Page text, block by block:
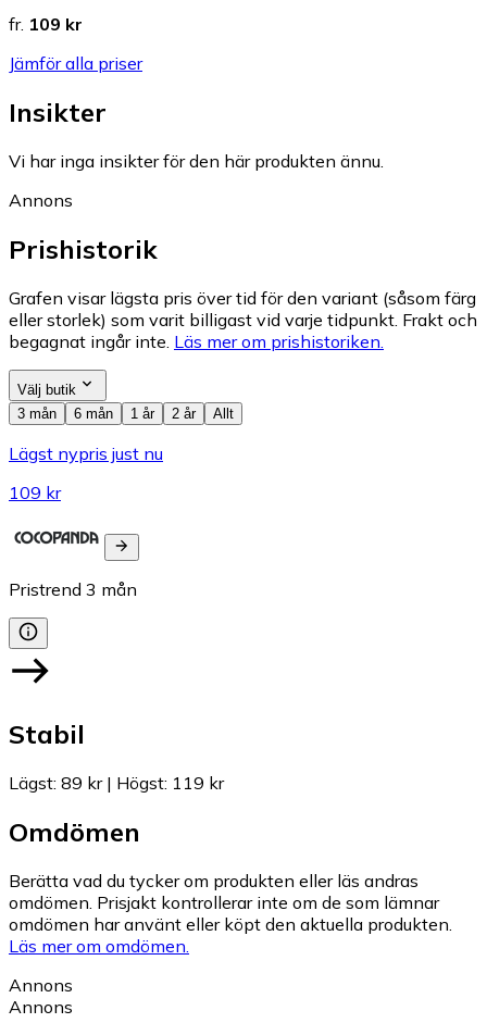
fr. 109 kr
Jämför alla priser
Insikter
Vi har inga insikter för den här produkten ännu.
Annons
Prishistorik
Grafen visar lägsta pris över tid för den variant (såsom färg
eller storlek) som varit billigast vid varje tidpunkt. Frakt och
begagnat ingår inte. Läs mer om prishistoriken.
Välj butik
3 mån
6 mån 1 år 2 år Allt
Lägst nypris just nu
109 kr
Pristrend 3 mån
Stabil
Lägst: 89 kr| Högst: 119 kr
Omdömen
Berätta vad du tycker om produkten eller läs andras
omdömen. Prisjakt kontrollerar inte om de som lämnar
omdömen har använt eller köpt den aktuella produkten.
Läs mer om omdömen.
Annons
Annons